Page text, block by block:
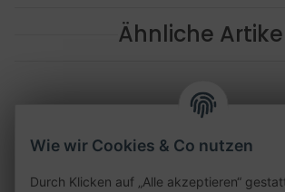
Ähnliche
Wie wir Cookies & Co nutzen
Durch Klicken auf „Alle akzeptieren“